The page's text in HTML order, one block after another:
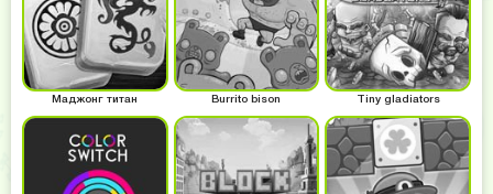
Маджонг титан Burrito bison Tiny gladiators